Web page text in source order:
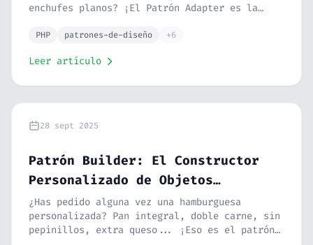
enchufes planos? ¡El Patrón Adapter es la
sencillo, ejemplos en PHP y casos de uso real
PHP patrones-de-diseño +6
Leer artículo
28 sept 2025
Patrón Builder: El Constructor
Personalizado de Objetos
Complejos
¿Has pedido alguna vez una hamburguesa
personalizada? Pan integral, doble carne, sin
pepinillos, extra queso... ¡Eso es el patrón